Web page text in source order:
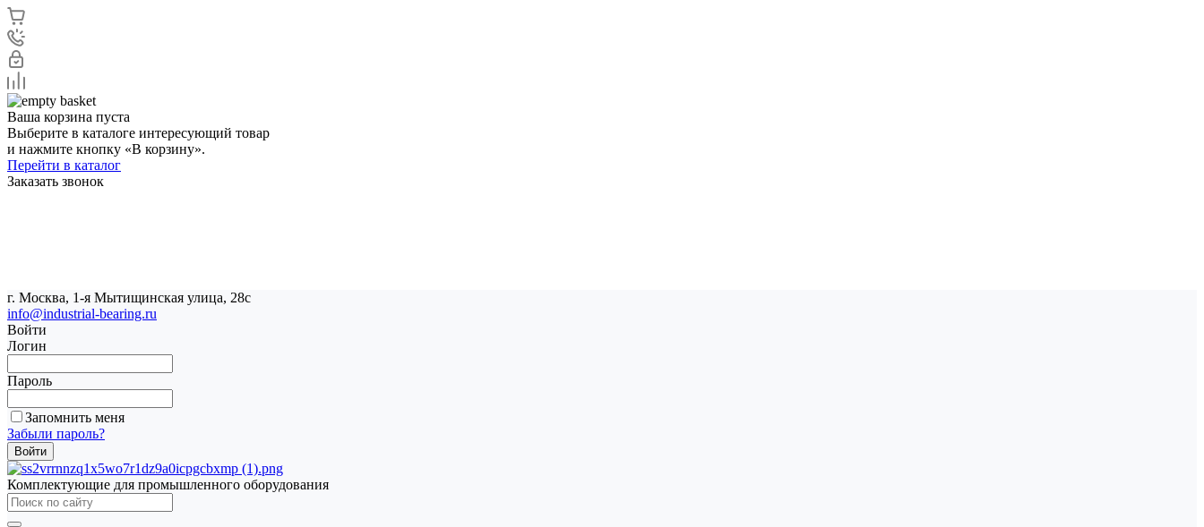
Ваша корзина пуста
Выберите в каталоге интересующий товар
и нажмите кнопку «В корзину».
Перейти в каталог
Заказать звонок
г. Москва, 1-я Мытищинская улица, 28с
info@industrial-bearing.ru
Войти
Логин
Пароль
Запомнить меня
Забыли пароль?
Комплектующие для промышленного оборудования